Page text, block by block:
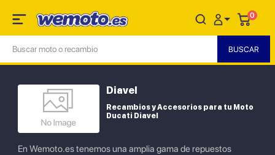
0
Diavel
Recambios y Accesorios para tu Moto
Ducati Diavel
En Wemoto.es tenemos una amplia gama de repuestos